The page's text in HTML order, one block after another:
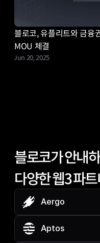
블로코, 유플리트와 금융
MOU 체결
Jun 20, 2025
블로코가 안내
다양한 웹3 파
Aergo
Aptos